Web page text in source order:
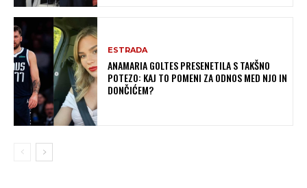
ESTRADA
ANAMARIA GOLTES PRESENETILA S TAKŠNO
POTEZO: KAJ TO POMENI ZA ODNOS MED NJO IN
DONČIĆEM?